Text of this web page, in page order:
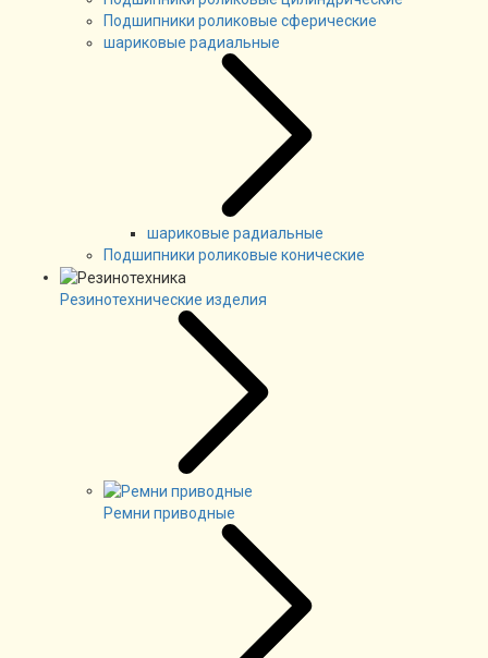
Подшипники роликовые сферические
шариковые радиальные
шариковые радиальные
Подшипники роликовые конические
Резинотехнические изделия
Ремни приводные